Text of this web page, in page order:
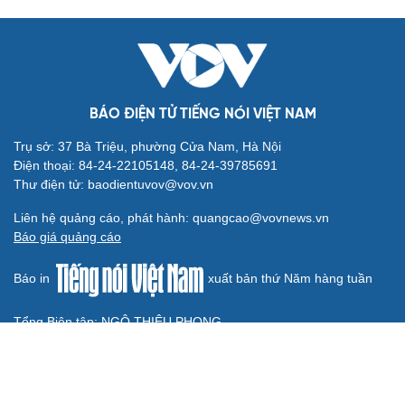
Thành Lập Ban Chỉ đạo TW về tổng kết thực tiễn,
gãy không gian văn hóa Kinh Bắc
ĐBQH đề xuất làm rõ bản sắc kiến trúc Việt Nam trong
Bí thư Quảng Ninh: Trăn trở nhất là người dân được gì
ĐBQH TP Hà Nội "hiến kế" khai thác hiệu quả đường
Vành đai 5 - Vùng Thủ đô